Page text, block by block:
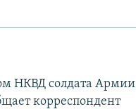
НКВД солдата Армии
корреспондент